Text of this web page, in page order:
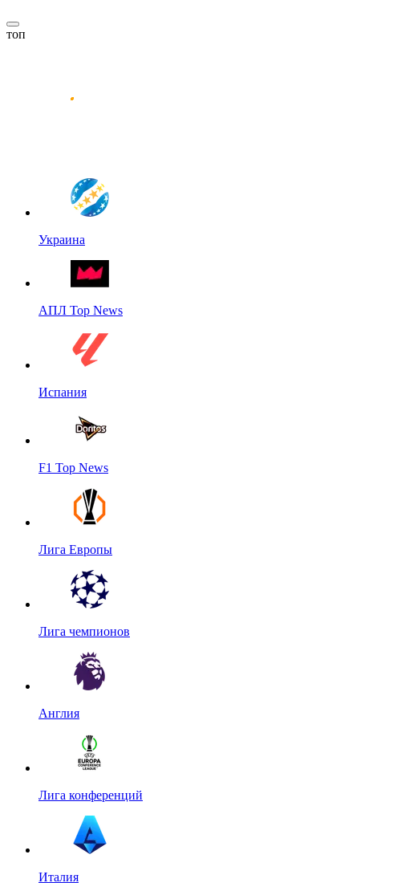
топ
Украина
АПЛ Top News
Испания
F1 Top News
Лига Европы
Лига чемпионов
Англия
Лига конференций
Италия